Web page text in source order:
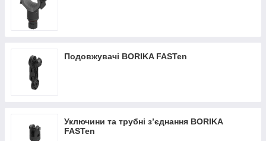
Подовжувачі BORIKA FASTen
Уключини та трубні з’єднання BORIKA
FASTen